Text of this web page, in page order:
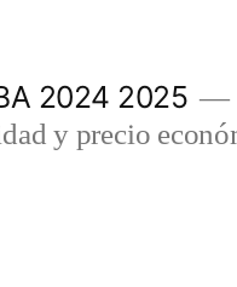
2024 2025
y precio